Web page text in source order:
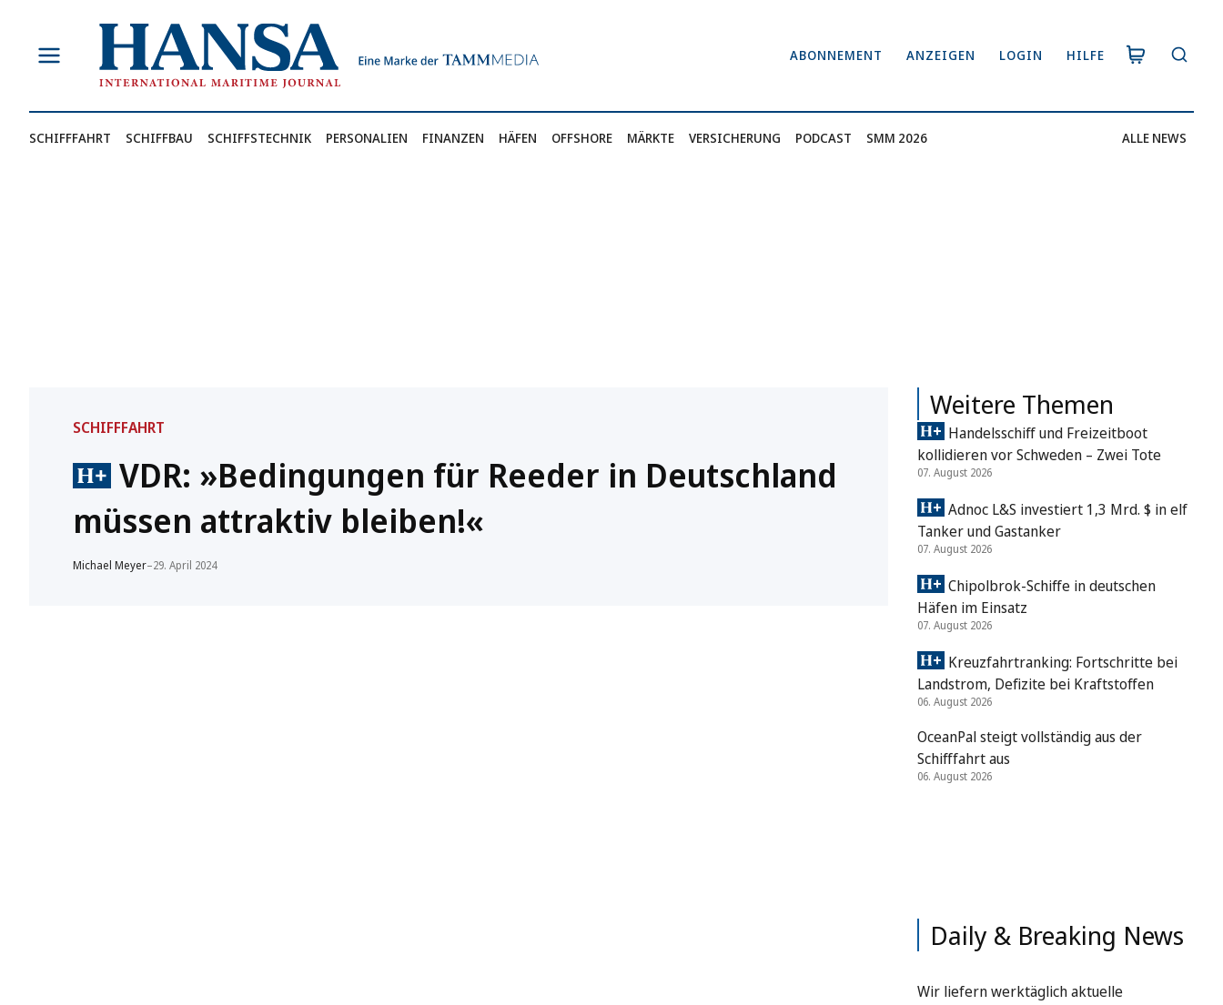
springen
ABONNEMENT ANZEIGEN LOGIN HILFE
SCHIFFFAHRT SCHIFFBAU SCHIFFSTECHNIK PERSONALIEN FINANZEN HÄFEN OFFSHORE MÄRKTE VERSICHERUNG PODCAST SMM 2026 ALLE NEWS
SCHIFFFAHRT
VDR: »Bedingungen für Reeder in Deutschland
müssen attraktiv bleiben!«
Michael Meyer–29. April 2024
Weitere Themen
Handelsschiff und Freizeitboot
kollidieren vor Schweden – Zwei Tote
07. August 2026
Adnoc L&S investiert 1,3 Mrd. $ in elf
Tanker und Gastanker
07. August 2026
Chipolbrok-Schiffe in deutschen
Häfen im Einsatz
07. August 2026
Kreuzfahrtranking: Fortschritte bei
Landstrom, Defizite bei Kraftstoffen
06. August 2026
OceanPal steigt vollständig aus der
Schifffahrt aus
06. August 2026
Daily & Breaking News
Wir liefern werktäglich aktuelle